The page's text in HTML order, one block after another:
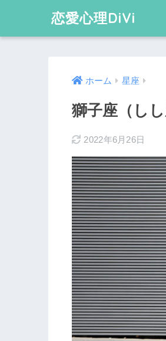
恋愛心理DiVi
ホーム 星座
獅子座（し
2022年6月26日